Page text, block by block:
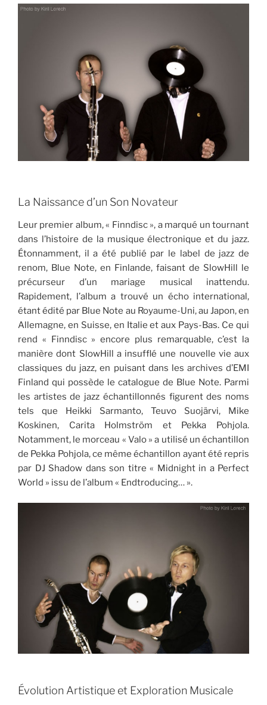
La Naissance d’un Son Novateur
Leur premier album, « Finndisc », a marqué un tournant
dans l’histoire de la musique électronique et du jazz.
Étonnamment, il a été publié par le label de jazz de
renom, Blue Note, en Finlande, faisant de SlowHill le
précurseur d’un mariage musical inattendu.
Rapidement, l’album a trouvé un écho international,
étant édité par Blue Note au Royaume-Uni, au Japon, en
Allemagne, en Suisse, en Italie et aux Pays-Bas. Ce qui
rend « Finndisc » encore plus remarquable, c’est la
manière dont SlowHill a insufflé une nouvelle vie aux
classiques du jazz, en puisant dans les archives d’EMI
Finland qui possède le catalogue de Blue Note. Parmi
les artistes de jazz échantillonnés figurent des noms
tels que Heikki Sarmanto, Teuvo Suojärvi, Mike
Koskinen, Carita Holmström et Pekka Pohjola.
Notamment, le morceau « Valo » a utilisé un échantillon
de Pekka Pohjola, ce même échantillon ayant été repris
par DJ Shadow dans son titre « Midnight in a Perfect
World » issu de l’album « Endtroducing… ».
Évolution Artistique et Exploration Musicale